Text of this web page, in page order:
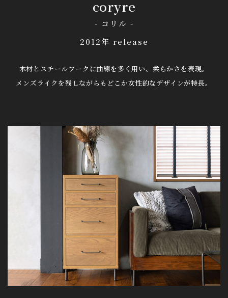
coryre
- コリル -
2012年 release
木材とスチールワークに曲線を多く用い、柔らかさを表現。
メンズライクを残しながらもどこか女性的なデザインが特長。